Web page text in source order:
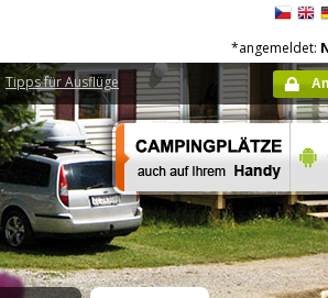
Tipps für Ausflüge
*angemeldet: